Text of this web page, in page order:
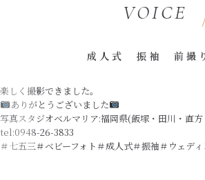
VOICE
成人式 振袖 前撮
楽しく撮影できました。
ありがとうございました
写真スタジオベルマリア:福岡県(飯塚・田川・直
tel:0948-26-3833
＃七五三＃ベビーフォト＃成人式＃振袖＃ウェデ